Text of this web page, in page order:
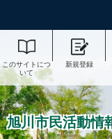
このサイトにつ
いて
新規登録
旭川市民活動